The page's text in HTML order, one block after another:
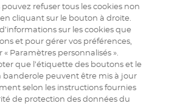
of Health
surveillance de la santé animale
pouvez refuser tous les cookies non
cliquant sur le bouton à droite.
sur les cookies que
et pour gérer vos préférences,
« Paramètres personnalisés ».
que l’étiquette des boutons et le
banderole peuvent être mis à jour
selon les instructions fournies
de protection des données du